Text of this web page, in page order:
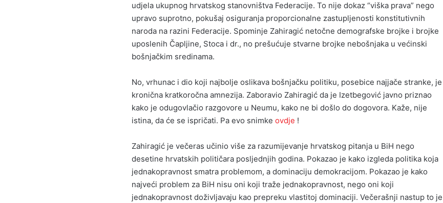
udjela ukupnog hrvatskog stanovništva Federacije. To nije dokaz “viška prava” nego
upravo suprotno, pokušaj osiguranja proporcionalne zastupljenosti konstitutivnih
naroda na razini Federacije. Spominje Zahiragić netočne demografske brojke i brojke
uposlenih Čapljine, Stoca i dr., no prešućuje stvarne brojke nebošnjaka u većinski
bošnjačkim sredinama.
No, vrhunac i dio koji najbolje oslikava bošnjačku politiku, posebice najjače stranke, je
kronična kratkoročna amnezija. Zaboravio Zahiragić da je Izetbegović javno priznao
kako je odugovlačio razgovore u Neumu, kako ne bi došlo do dogovora. Kaže, nije
istina, da će se ispričati. Pa evo snimke ovdje !
Zahiragić je večeras učinio više za razumijevanje hrvatskog pitanja u BiH nego
desetine hrvatskih političara posljednjih godina. Pokazao je kako izgleda politika koja
jednakopravnost smatra problemom, a dominaciju demokracijom. Pokazao je kako
najveći problem za BiH nisu oni koji traže jednakopravnost, nego oni koji
jednakopravnost doživljavaju kao prepreku vlastitoj dominaciji. Večerašnji nastup to je